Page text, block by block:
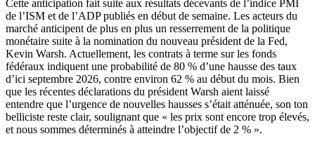
Cette anticipation fait suite aux résultats décevants de l’indice PMI
de l’ISM et de l’ADP publiés en début de semaine. Les acteurs du
marché anticipent de plus en plus un resserrement de la politique
monétaire suite à la nomination du nouveau président de la Fed,
Kevin Warsh. Actuellement, les contrats à terme sur les fonds
fédéraux indiquent une probabilité de 80 % d’une hausse des taux
d’ici septembre 2026, contre environ 62 % au début du mois. Bien
que les récentes déclarations du président Warsh aient laissé
entendre que l’urgence de nouvelles hausses s’était atténuée, son ton
belliciste reste clair, soulignant que « les prix sont encore trop élevés,
et nous sommes déterminés à atteindre l’objectif de 2 % ».